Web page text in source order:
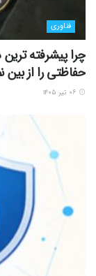
فناوری
چرا پیشرفته
حفاظتی را از بین